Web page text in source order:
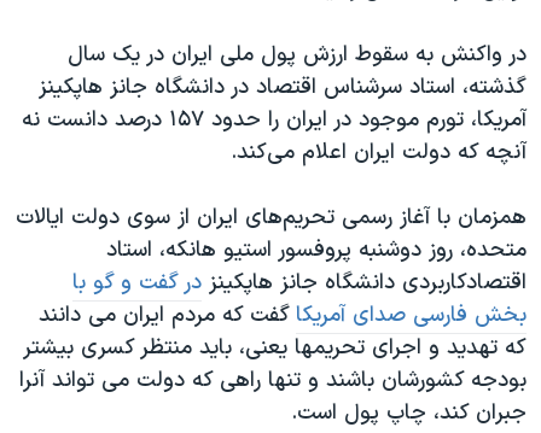
در واکنش به سقوط ارزش پول ملی ایران در یک سال
گذشته، استاد سرشناس اقتصاد در دانشگاه جانز هاپکینز
آمریکا، تورم موجود در ایران را حدود ۱۵۷ درصد دانست نه
آنچه که دولت ایران اعلام می‌کند.
همزمان با آغاز رسمی تحریم‌های ایران از سوی دولت ایالات
متحده، روز دوشنبه پروفسور استیو هانکه، استاد
اقتصادکاربردی دانشگاه جانز هاپکینز در گفت و گو با
بخش فارسی صدای آمریکاگفت که مردم ایران می دانند
که تهدید و اجرای تحریمها یعنی، باید منتظر کسری بیشتر
بودجه کشورشان باشند و تنها راهی که دولت می تواند آنرا
جبران کند، چاپ پول است.